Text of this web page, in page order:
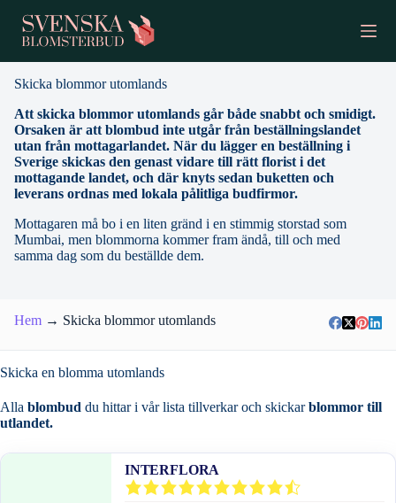
S
k
p
t
c
o
n
t
e
n
Skicka blommor utomlands
Att skicka blommor utomlands går både snabbt och smidigt.
Orsaken är att blombud inte utgår från beställningslandet
utan från mottagarlandet. När du lägger en beställning i
Sverige skickas den genast vidare till rätt florist i det
mottagande landet, och där knyts sedan buketten och
leverans ordnas med lokala pålitliga budfirmor.
Mottagaren må bo i en liten gränd i en stimmig storstad som
Mumbai, men blommorna kommer fram ändå, till och med
samma dag som du beställde dem.
Hem → Skicka blommor utomlands
Skicka en blomma utomlands
Alla blombud du hittar i vår lista tillverkar och skickarblommor till
utlandet.
INTERFLORA